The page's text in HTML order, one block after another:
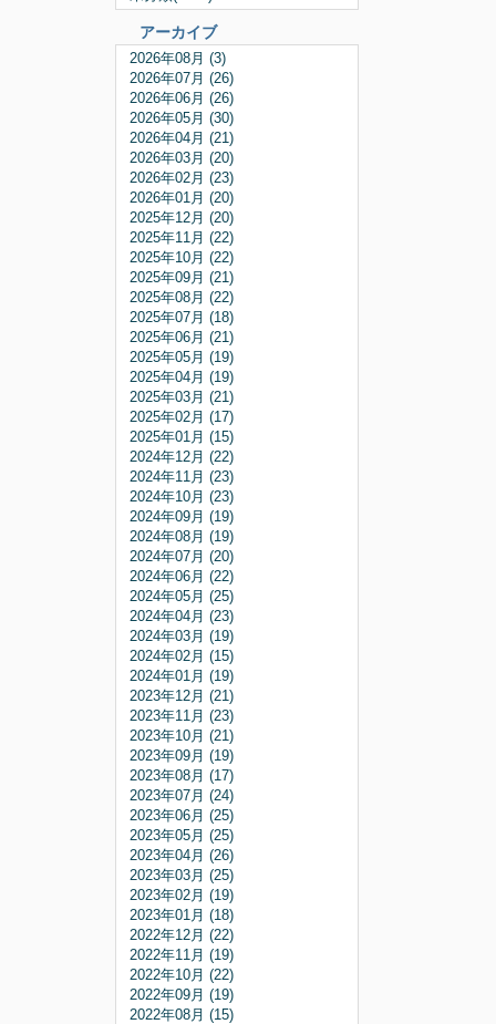
アーカイブ
2026年08月 (3)
2026年07月 (26)
2026年06月 (26)
2026年05月 (30)
2026年04月 (21)
2026年03月 (20)
2026年02月 (23)
2026年01月 (20)
2025年12月 (20)
2025年11月 (22)
2025年10月 (22)
2025年09月 (21)
2025年08月 (22)
2025年07月 (18)
2025年06月 (21)
2025年05月 (19)
2025年04月 (19)
2025年03月 (21)
2025年02月 (17)
2025年01月 (15)
2024年12月 (22)
2024年11月 (23)
2024年10月 (23)
2024年09月 (19)
2024年08月 (19)
2024年07月 (20)
2024年06月 (22)
2024年05月 (25)
2024年04月 (23)
2024年03月 (19)
2024年02月 (15)
2024年01月 (19)
2023年12月 (21)
2023年11月 (23)
2023年10月 (21)
2023年09月 (19)
2023年08月 (17)
2023年07月 (24)
2023年06月 (25)
2023年05月 (25)
2023年04月 (26)
2023年03月 (25)
2023年02月 (19)
2023年01月 (18)
2022年12月 (22)
2022年11月 (19)
2022年10月 (22)
2022年09月 (19)
2022年08月 (15)